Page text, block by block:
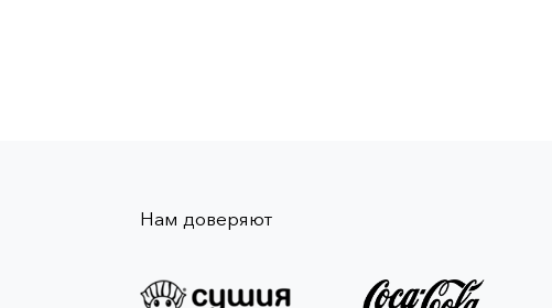
Нам доверяют